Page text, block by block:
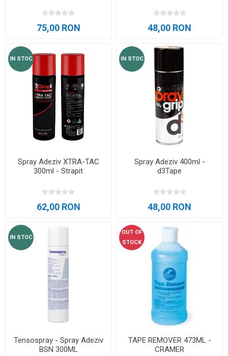
75,00 RON 48,00 RON
IN STOC
Spray Adeziv XTRA-TAC
300ml - Strapit
62,00 RON
IN STOC
Spray Adeziv 400ml -
d3Tape
48,00 RON
IN STOC
Tensospray - Spray Adeziv
BSN 300ML
OUT OF
STOCK
TAPE REMOVER 473ML -
CRAMER